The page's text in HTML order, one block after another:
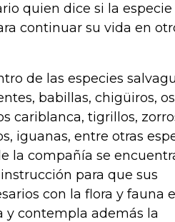
quien dice si la especie
continuar su vida en
de las especies
babillas, chigüiros,
cariblanca, tigrillos,
iguanas, entre otras
la compañía se
para que sus
con la flora y fauna
y contempla además la